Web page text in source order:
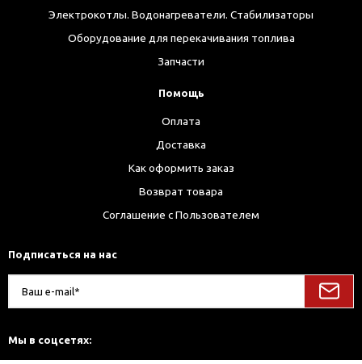
Электрокотлы. Водонагреватели. Стабилизаторы
Оборудование для перекачивания топлива
Запчасти
Помощь
Оплата
Доставка
Как оформить заказ
Возврат товара
Соглашение с Пользователем
Подписаться на нас
Мы в соцсетях: